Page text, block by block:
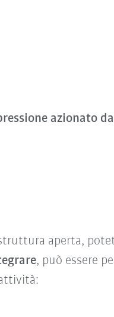
azionato
aperta,
, può essere